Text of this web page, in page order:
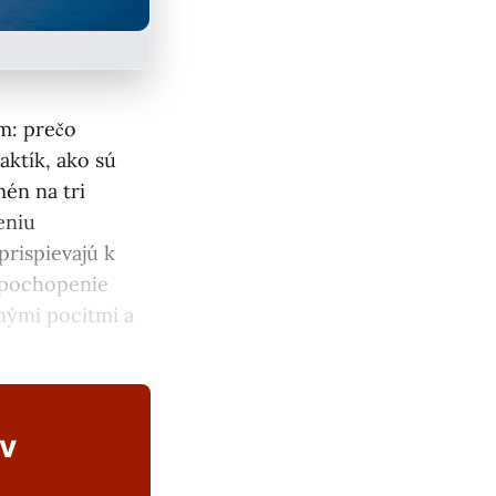
prečo
ako sú
na tri
k
pocitmi a